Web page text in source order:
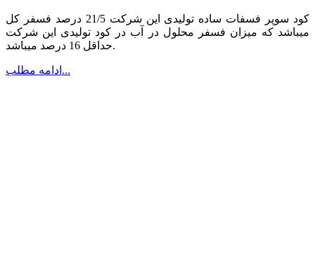
کود سوپر فسفات ساده تولیدی این شرکت 21/5 درصد فسفر کل
میباشدکه میزان فسفر محلول در آب در کود تولیدی این شرکت
حداقل 16 درصد میباشد.
ادامه مطلب...